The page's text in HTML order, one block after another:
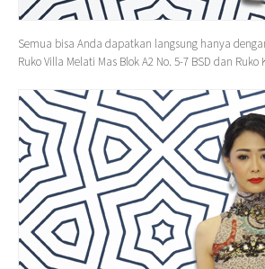
Semua bisa Anda dapatkan langsung hanya
Ruko Villa Melati Mas Blok A2 No. 5-7 BSD dan